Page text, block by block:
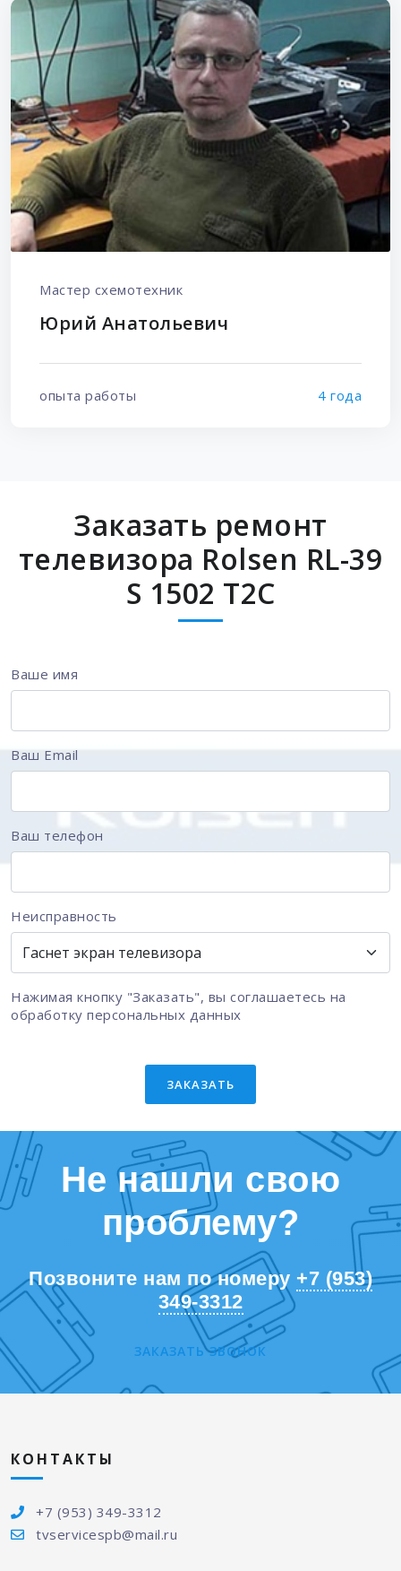
Мастер схемотехник
Юрий Анатольевич
опыта работы 4 года
Заказать ремонт
телевизора Rolsen RL-39
S 1502 T2C
Ваше имя
Ваш Email
Ваш телефон
Неисправность
Нажимая кнопку "Заказать", вы соглашаетесь на
обработку персональных данных
ЗАКАЗАТЬ
Не нашли свою
проблему?
Позвоните нам по номеру +7 (953)
349-3312
ЗАКАЗАТЬ ЗВОНОК
КОНТАКТЫ
+7 (953) 349-3312
tvservicespb@mail.ru